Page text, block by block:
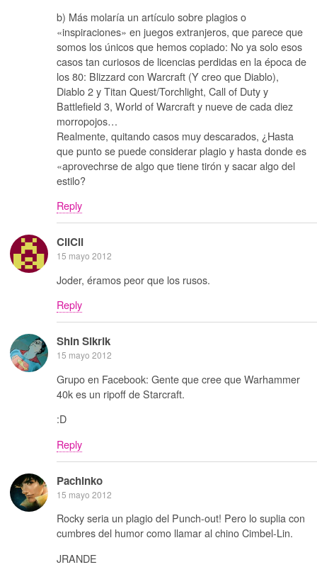
b) Más molaría un artículo sobre plagios o
«inspiraciones» en juegos extranjeros, que parece que
somos los únicos que hemos copiado: No ya solo esos
casos tan curiosos de licencias perdidas en la época de
los 80: Blizzard con Warcraft (Y creo que Diablo),
Diablo 2 y Titan Quest/Torchlight, Call of Duty y
Battlefield 3, World of Warcraft y nueve de cada diez
morropojos…
Realmente, quitando casos muy descarados, ¿Hasta
que punto se puede considerar plagio y hasta donde es
«aprovechrse de algo que tiene tirón y sacar algo del
estilo?
Reply
CliCli
15 mayo 2012
Joder, éramos peor que los rusos.
Reply
Shin Sikrik
15 mayo 2012
Grupo en Facebook: Gente que cree que Warhammer
40k es un ripoff de Starcraft.
:D
Reply
Pachinko
15 mayo 2012
Rocky seria un plagio del Punch-out! Pero lo suplia con
cumbres del humor como llamar al chino Cimbel-Lin.
JRANDE